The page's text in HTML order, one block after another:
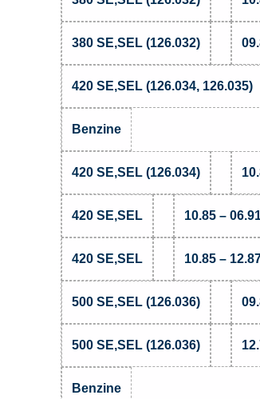
380 SE,SEL (126.032)
420 SE,SEL (126.034, 126.035)
Benzine
420 SE,SEL (126.034)
420 SE,SEL 10.85 –
420 SE,SEL 10.85 –
500 SE,SEL (126.036)
500 SE,SEL (126.036)
Benzine